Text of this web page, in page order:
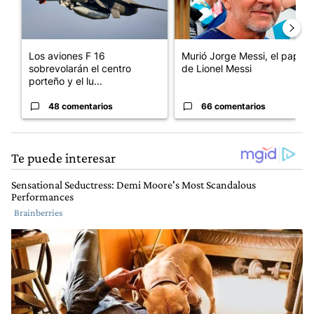
Los aviones F 16
sobrevolarán el centro
porteño y el lu...
48 comentarios
Murió Jorge Messi, el papá
de Lionel Messi
66 comentarios